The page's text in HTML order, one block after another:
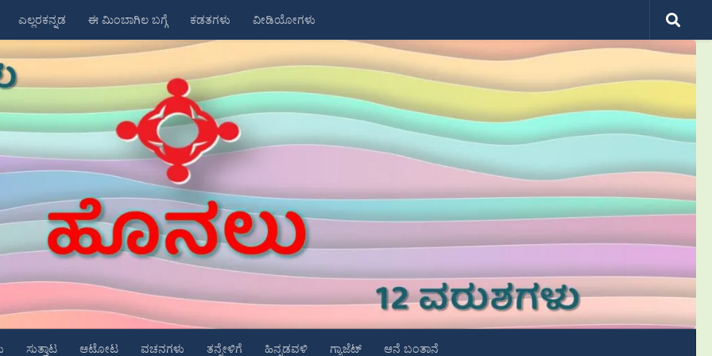
ಎಲ್ಲರಕನ್ನಡ ಈ ಮಿಂಬಾಗಿಲ ಬಗ್ಗೆ ಕಡತಗಳು ವೀಡಿಯೋಗಳು
ಸುತ್ತಾಟ ಆಟೋಟ ವಚನಗಳು ತನ್ನೇಳಿಗೆ ಹಿನ್ನಡವಳಿ ಗ್ಯಾಜೆಟ್ ಆನೆ ಬಂತಾನೆ